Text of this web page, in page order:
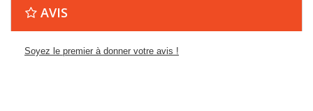
AVIS
Soyez le premier à donner votre avis !